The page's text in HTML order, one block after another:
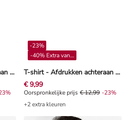
T-shirt - Afdrukken achteraan - Beige
Korting -23%
T-shirt - Afdrukken achteraan - Zwart
-23%
-40% Extra vanaf 4**
€ 9,99
Oorspronkelijke prijs € 12,99,
Oorspronkelijke prijs € 12,99 -23%
+2 extra kleuren